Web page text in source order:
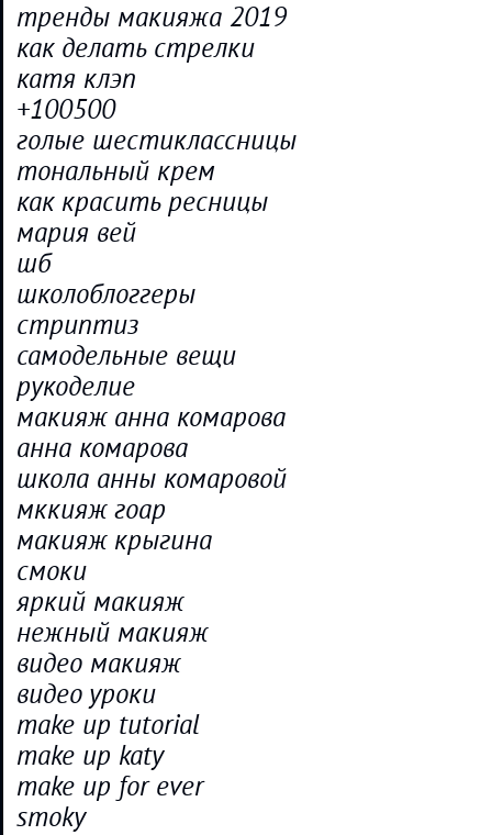
тренды макияжа 2019
как делать стрелки
катя клэп
+100500
голые шестиклассницы
тональный крем
как красить ресницы
мария вей
шб
школоблоггеры
стриптиз
самодельные вещи
рукоделие
макияж анна комарова
анна комарова
школа анны комаровой
мккияж гоар
макияж крыгина
смоки
яркий макияж
нежный макияж
видео макияж
видео уроки
make up tutorial
make up katy
make up for ever
smoky